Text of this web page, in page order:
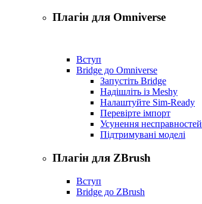
Плагін для Omniverse
Вступ
Bridge до Omniverse
Запустіть Bridge
Надішліть із Meshy
Налаштуйте Sim-Ready
Перевірте імпорт
Усунення несправностей
Підтримувані моделі
Плагін для ZBrush
Вступ
Bridge до ZBrush